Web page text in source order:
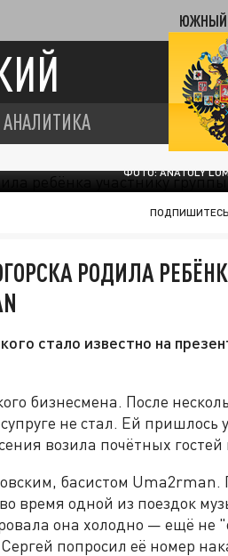
ЮЖНЫЙ
АНАЛИТИКА
ФОТО: ANATOLY
РОДИЛА
стало известно на
бизнесмена. После
не стал. Ей пришлось
возила почётных гостей
басистом Uma2rman.
время одной из поездок
она холодно — ещё не
попросил её номер